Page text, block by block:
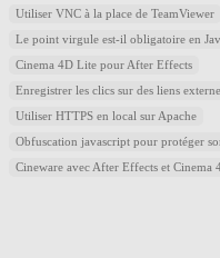
Utiliser VNC à la place de TeamViewer
Le point virgule est-il obligatoire en
Cinema 4D Lite pour After Effects
Enregistrer les clics sur des liens
Utiliser HTTPS en local sur Apache
Obfuscation javascript pour protéger
Cineware avec After Effects et Cinema